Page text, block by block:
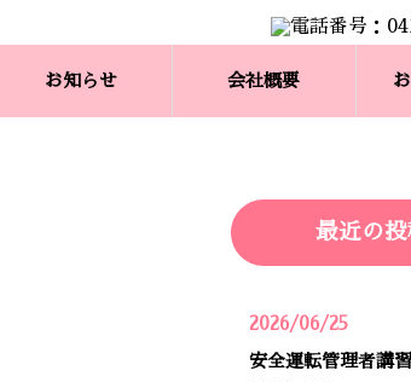
お知らせ 会社概要
最近の
2026/06/25
安全運転管理者講